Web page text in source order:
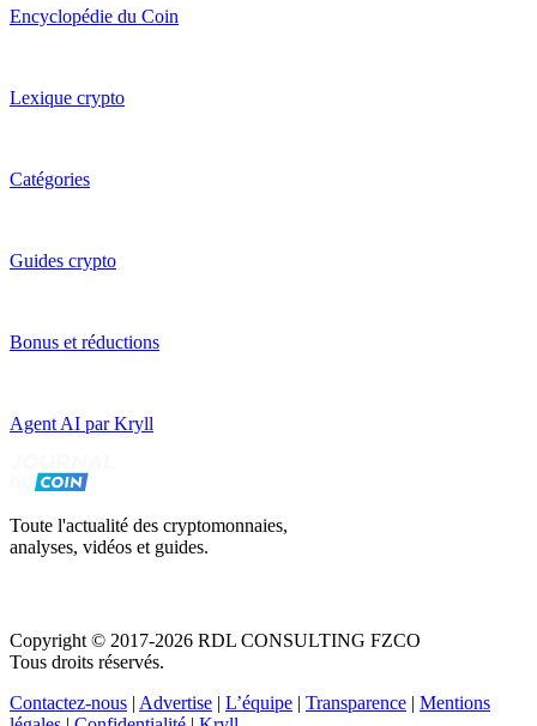
Encyclopédie du Coin
Lexique crypto
Catégories
Guides crypto
Bonus et réductions
Agent AI par Kryll
Toute l'actualité des cryptomonnaies,
analyses, vidéos et guides.
Copyright © 2017-2026 RDL CONSULTING FZCO
Tous droits réservés.
Contactez-nous | Advertise | L’équipe | Transparence | Mentions